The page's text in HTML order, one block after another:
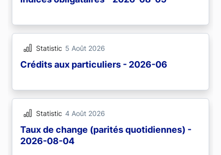
Statistic 5 Août 2026
Crédits aux particuliers - 2026-06
Statistic 4 Août 2026
Taux de change (parités quotidiennes) -
2026-08-04